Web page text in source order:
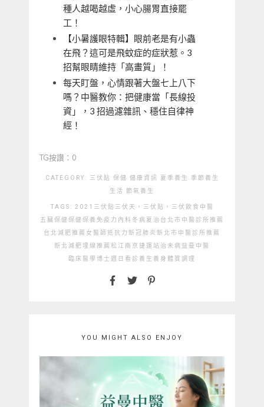
種人越喝越虛，小心腸胃直接罷
工！
【小暑護眼特輯】眼前老是有小蟲
在飛？這可是飛蚊症的症狀惹。3
招幫眼睛維持「高畫質」！
每天盯盤，心情跟著大盤七上八下
嗎？中醫教你：把健康當「長線投
資」，3 招過濾雜訊、穩住自律神
經！
TG按讚：0
CATEGORY: 三伏貼 保健 健康資訊 夏季養生
季節養生
生活 節氣養生
TAGS: 2021三伏貼 三伏天，三伏貼，三伏飲食 中醫
五臟保健保健保養 免疫力 內科 冬病夏治 台北市中醫診所推薦
台北減肥推薦 女醫師 抵抗力 新冠肺炎 新北市中醫診所推薦
新北減肥埋線推薦 松江南京捷運站 治未病 益曼中醫
臨床醫學博士週日看診 養生 養身 體質調理
YOU MIGHT ALSO ENJOY